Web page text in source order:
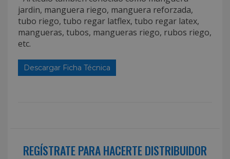
jardin, manguera riego, manguera reforzada,
tubo riego, tubo regar latflex, tubo regar latex,
mangueras, tubos, mangueras riego, rubos riego,
etc.
Descargar Ficha Técnica
REGÍSTRATE PARA HACERTE DISTRIBUIDOR